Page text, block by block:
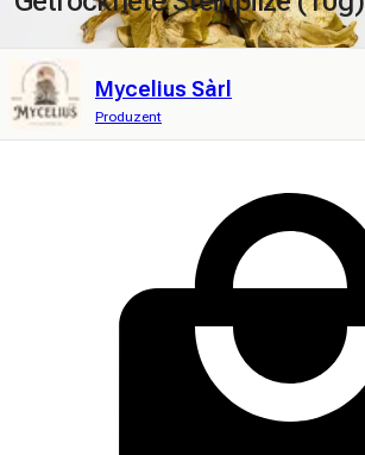
Mycelius Sàrl
Produzent